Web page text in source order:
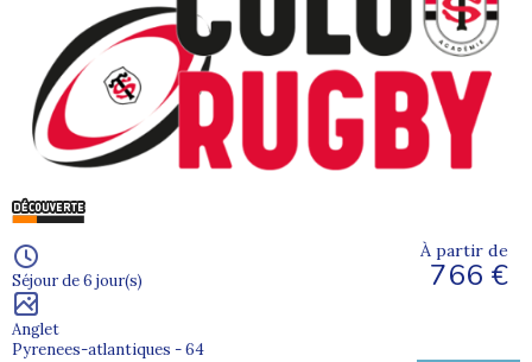
Séjour de 6 jour(s)
Anglet
Pyrenees-atlantiques - 64
À partir de
766 €